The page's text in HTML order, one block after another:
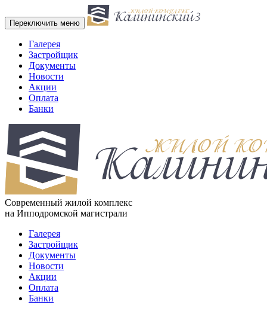
Переключить меню
Галерея
Застройщик
Документы
Новости
Акции
Оплата
Банки
Cовременный жилой комплекс
на Ипподромской магистрали
Галерея
Застройщик
Документы
Новости
Акции
Оплата
Банки